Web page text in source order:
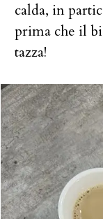
calda, in
prima che il
tazza!